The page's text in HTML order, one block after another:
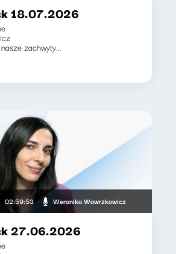
18.07.2026
zachwyty...
02:59:53 Weronika Wawrzkowicz
27.06.2026